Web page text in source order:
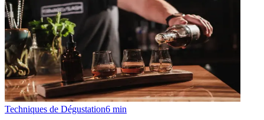
Techniques de Dégustation6 min